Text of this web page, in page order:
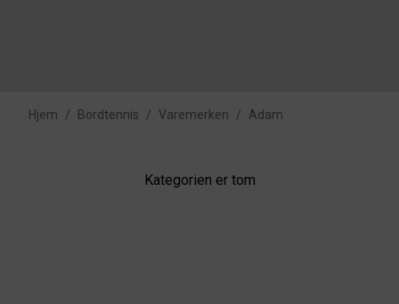
Hjem / Bordtennis / Varemerken / Adam
Kategorien er tom